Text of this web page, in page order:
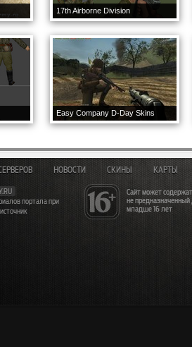
17th Airborne Division
Easy Company D-Day Skins
Сайт может
не
младше 16 лет
НОВОСТИ СКИНЫ КАРТЫ
портала при